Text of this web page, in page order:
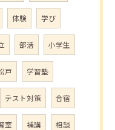
体験 学び
部活 小学生
戸 学習塾
テスト対策 合宿
室 補講 相談